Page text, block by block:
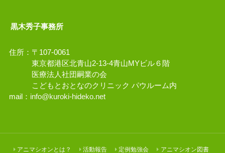
黒木秀子事務所
住所：〒107-0061
東京都港区北青山2-13-4青山MYビル６階
医療法人社団嗣業の会
こどもとおとなのクリニック パウルーム内
mail： info@kuroki-hideko.net
アニマシオンとは？ 活動報告 定例勉強会 アニマシオン図書